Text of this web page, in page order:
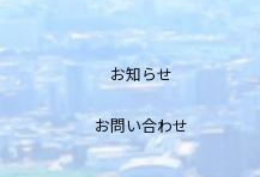
お知らせ
お問い合わせ